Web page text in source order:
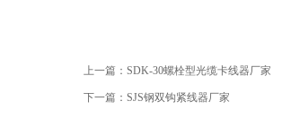
上一篇： SDK-30螺栓型光缆卡线器厂家
下一篇： SJS钢双钩紧线器厂家